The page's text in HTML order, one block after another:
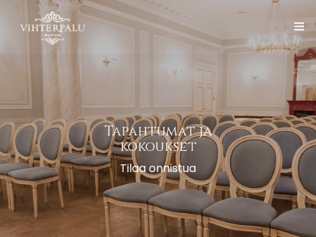
Vihterpalun Kartano
Palvelut
Järjestä tapahtuma
Galleria
Yhteystiedot
Suomi
Tapahtumat ja
kokoukset
Tilaa onnistua